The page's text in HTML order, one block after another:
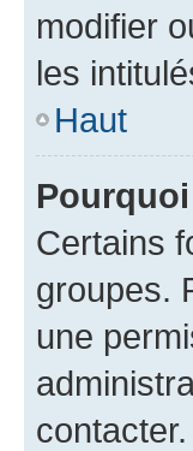
modifier
les
Haut
Certains
groupes.
une
contacter.